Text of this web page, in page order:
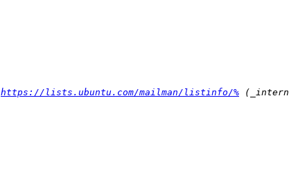
https://lists.ubuntu.com/mailman/listinfo/%